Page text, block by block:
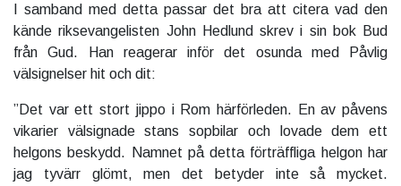
I samband med detta passar det bra att citera vad den
kände riksevangelisten John Hedlund skrev i sin bok Bud
från Gud. Han reagerar inför det osunda med Påvlig
välsignelser hit och dit:
”Det var ett stort jippo i Rom härförleden. En av påvens
vikarier välsignade stans sopbilar och lovade dem ett
helgons beskydd. Namnet på detta förträffliga helgon har
jag tyvärr glömt, men det betyder inte så mycket.